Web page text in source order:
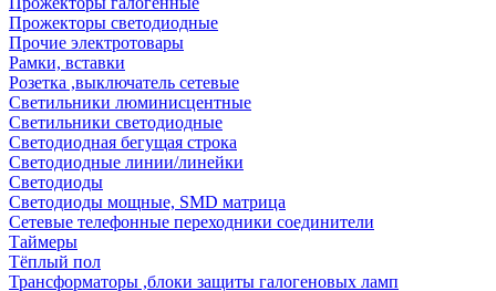
Прожекторы светодиодные
Прочие электротовары
Рамки, вставки
Розетка ,выключатель сетевые
Светильники люминисцентные
Светильники светодиодные
Светодиодная бегущая строка
Светодиодные линии/линейки
Светодиоды
Светодиоды мощные, SMD матрица
Сетевые телефонные переходники соединители
Таймеры
Тёплый пол
Трансформаторы ,блоки защиты галогеновых ламп